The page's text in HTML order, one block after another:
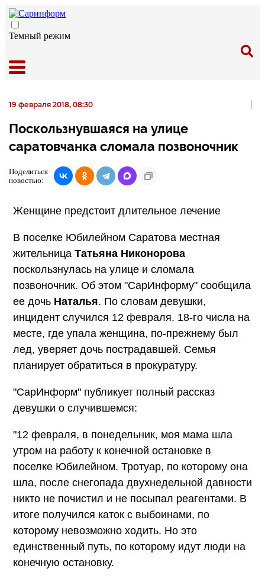
Темный режим
19 февраля 2018, 08:30
Поскользнувшаяся на улице
саратовчанка сломала позвоночник
Поделиться
новостью:
Женщине предстоит длительное лечение
В поселке Юбилейном Саратова местная
жительница Татьяна Никонорова
поскользнулась на улице и сломала
позвоночник. Об этом "СарИнформу" сообщила
ее дочь Наталья. По словам девушки,
инцидент случился 12 февраля. 18-го числа на
месте, где упала женщина, по-прежнему был
лед, уверяет дочь пострадавшей. Семья
планирует обратиться в прокуратуру.
"СарИнформ" публикует полный рассказ
девушки о случившемся:
"12 февраля, в понедельник, моя мама шла
утром на работу к конечной остановке в
поселке Юбилейном. Тротуар, по которому она
шла, после снегопада двухнедельной давности
никто не почистил и не посыпал реагентами. В
итоге получился каток с выбоинами, по
которому невозможно ходить. Но это
единственный путь, по которому идут люди на
конечную остановку.